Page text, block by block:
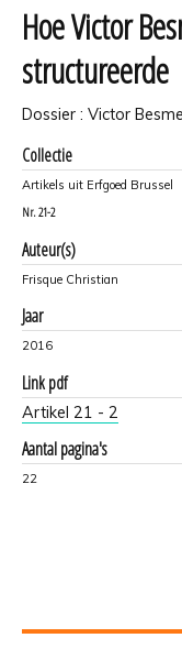
Hoe Victor
structureerde
Dossier : Victor Besme
Collectie
Artikels uit Erfgoed Brussel
Nr. 21-2
Auteur(s)
Frisque Christian
Jaar
2016
Link pdf
Artikel 21 - 2
Aantal pagina's
22